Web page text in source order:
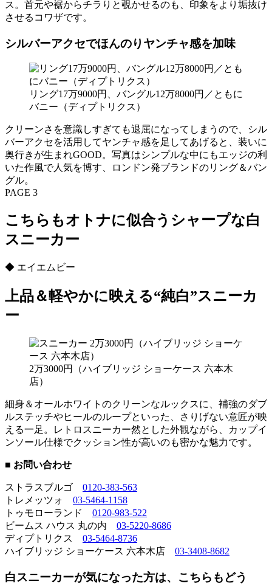
ス。首元や裾からチラりと覗かせるのも、印象をより垢抜け
させるコワザです。
シルバーアクセでほんのりヤンチャ感を加味
リング17万9000円、バングル12万8000円／ともに
バニー（ディプトリクス）
クリーンさを意識しすぎても退屈になってしまうので、シル
バーアクセを活用してヤンチャ感を足してあげると、装いに
奥行きが生まれGOOD。写真はシンプルな中にもエッジの利
いた作風で人気を博す、ロンドン発ブランドのリング＆バン
グル。
PAGE 3
こちらもオトナに似合うシャープな白
スニーカー
◆ エイエムビー
上品＆軽やかに映える“純白”スニーカ
ー
2万3000円（ハイブリッジ ショーケース 六本木
店）
細身＆オールホワイトのクリーンなルックスに、補強のダブ
ルステッチやヒールのループといった、さりげない意匠が映
える一足。レトロスニーカー然とした外観ながら、カップイ
ンソール仕様でクッション性が高いのも密かな魅力です。
■ お問い合わせ
ストラスブルゴ 0120-383-563
トレメッツォ 03-5464-1158
トゥモローランド 0120-983-522
ビームス ハウス 丸の内 03-5220-8686
ディプトリクス 03-5464-8736
ハイブリッジ ショーケース 六本木店 03-3408-8682
白スニーカーが気になった方は、こちらもどう